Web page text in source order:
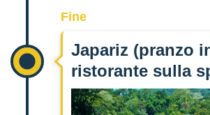
Fine
Japariz (pranzo
ristorante sulla